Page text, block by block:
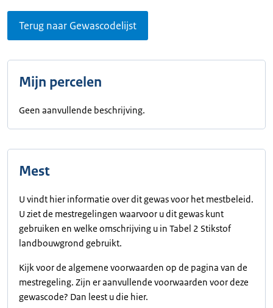
Terug naar Gewascodelijst
Mijn percelen
Geen aanvullende beschrijving.
Mest
U vindt hier informatie over dit gewas voor het mestbeleid.
U ziet de mestregelingen waarvoor u dit gewas kunt
gebruiken en welke omschrijving u in Tabel 2 Stikstof
landbouwgrond gebruikt.
Kijk voor de algemene voorwaarden op de pagina van de
mestregeling. Zijn er aanvullende voorwaarden voor deze
gewascode? Dan leest u die hier.